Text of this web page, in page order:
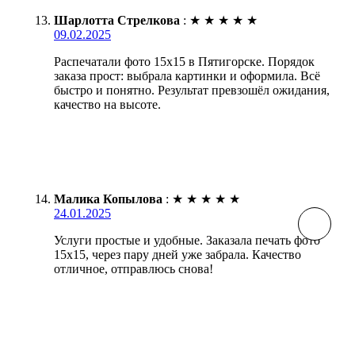
Шарлотта Стрелкова : ★ ★ ★ ★ ★
09.02.2025
Распечатали фото 15х15 в Пятигорске. Порядок
заказа прост: выбрала картинки и оформила. Всё
быстро и понятно. Результат превзошёл ожидания,
качество на высоте.
Малика Копылова : ★ ★ ★ ★ ★
24.01.2025
Услуги простые и удобные. Заказала печать фото
15х15, через пару дней уже забрала. Качество
отличное, отправлюсь снова!